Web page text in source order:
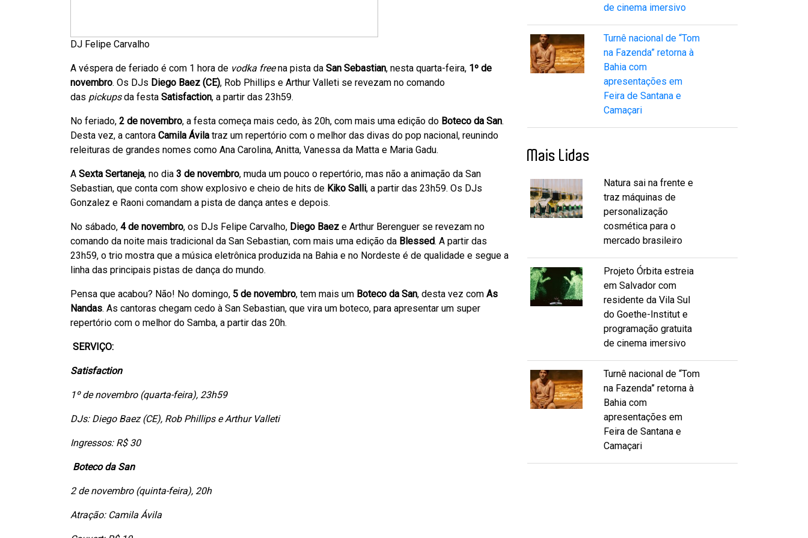
DJ Felipe Carvalho
A véspera de feriado é com 1 hora de vodka freena pista da San Sebastian, nesta quarta-feira, 1º de
novembro. Os DJs Diego Baez (CE), Rob Phillips e Arthur Valleti se revezam no comando
das pickupsda festa Satisfaction, a partir das 23h59.
No feriado, 2 de novembro, a festa começa mais cedo, às 20h, com mais uma edição do Boteco da San.
Desta vez, a cantora Camila Ávila traz um repertório com o melhor das divas do pop nacional, reunindo
releituras de grandes nomes como Ana Carolina, Anitta, Vanessa da Matta e Maria Gadu.
A Sexta Sertaneja, no dia 3 de novembro, muda um pouco o repertório, mas não a animação da San
Sebastian, que conta com show explosivo e cheio de hits de Kiko Salli, a partir das 23h59. Os DJs
Gonzalez e Raoni comandam a pista de dança antes e depois.
No sábado, 4 de novembro, os DJs Felipe Carvalho, Diego Baez e Arthur Berenguer se revezam no
comando da noite mais tradicional da San Sebastian, com mais uma edição da Blessed. A partir das
23h59, o trio mostra que a música eletrônica produzida na Bahia e no Nordeste é de qualidade e segue a
linha das principais pistas de dança do mundo.
Pensa que acabou? Não! No domingo, 5 de novembro, tem mais um Boteco da San, desta vez com As
Nandas. As cantoras chegam cedo à San Sebastian, que vira um boteco, para apresentar um super
repertório com o melhor do Samba, a partir das 20h.
SERVIÇO:
Satisfaction
1º de novembro (quarta-feira), 23h59
DJs: Diego Baez (CE), Rob Phillips e Arthur Valleti
Ingressos: R$ 30
Boteco da San
2 de novembro (quinta-feira), 20h
Atração: Camila Ávila
de cinema imersivo
Turnê nacional de “Tom
na Fazenda” retorna à
Bahia com
apresentações em
Feira de Santana e
Camaçari
Mais Lidas
Natura sai na frente e
traz máquinas de
personalização
cosmética para o
mercado brasileiro
Projeto Órbita estreia
em Salvador com
residente da Vila Sul
do Goethe-Institut e
programação gratuita
de cinema imersivo
Turnê nacional de “Tom
na Fazenda” retorna à
Bahia com
apresentações em
Feira de Santana e
Camaçari